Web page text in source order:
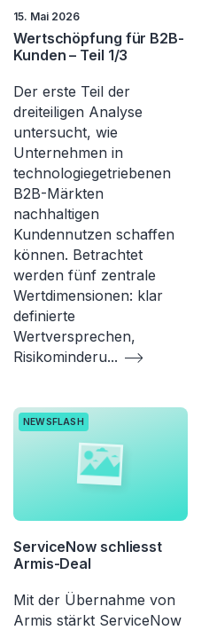
15. Mai 2026
Wertschöpfung für B2B-
Kunden – Teil 1/3
Der erste Teil der
dreiteiligen Analyse
untersucht, wie
Unternehmen in
technologiegetriebenen
B2B-Märkten
nachhaltigen
Kundennutzen schaffen
können. Betrachtet
werden fünf zentrale
Wertdimensionen: klar
definierte
Wertversprechen,
Risikominderu...
NEWSFLASH
ServiceNow schliesst
Armis-Deal
Mit der Übernahme von
Armis stärkt ServiceNow